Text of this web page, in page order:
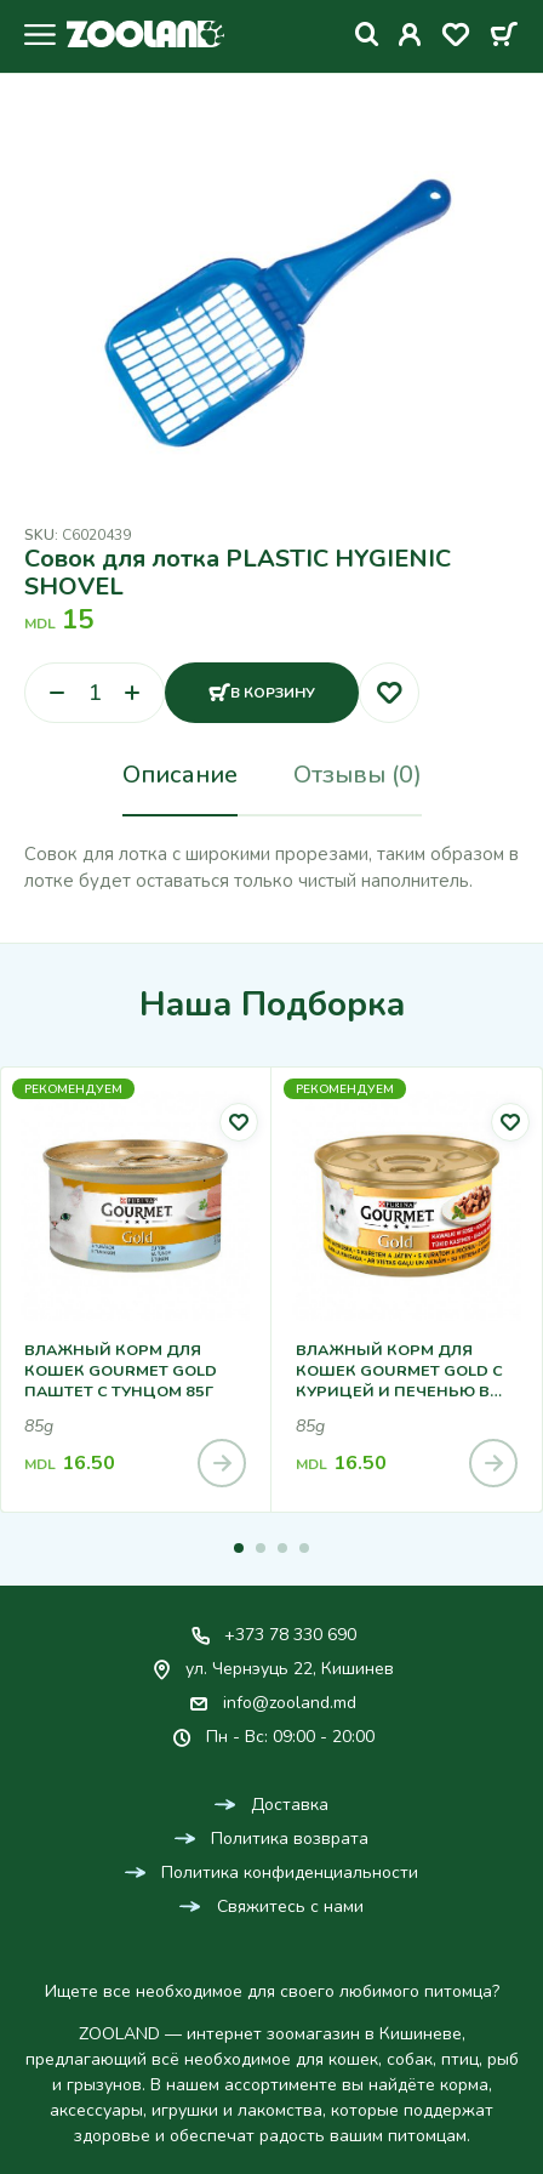
SKU: C6020439
Совок для лотка PLASTIC HYGIENIC
SHOVEL
MDL 15
В КОРЗИНУ
Описание Отзывы (0)
Совок для лотка с широкими прорезами, таким образом в
лотке будет оставаться только чистый наполнитель.
Наша Подборка
РЕКОМЕНДУЕМ
ВЛАЖНЫЙ КОРМ ДЛЯ
КОШЕК GOURMET GOLD
ПАШТЕТ С ТУНЦОМ 85Г
85g
MDL 16.50
РЕКОМЕНДУЕМ
ВЛАЖНЫЙ КОРМ ДЛЯ
КОШЕК GOURMET GOLD C
КУРИЦЕЙ И ПЕЧЕНЬЮ В
85g
MDL 16.50
+373 78 330 690
ул. Чернэуць 22, Кишинев
info@zooland.md
Пн - Вс: 09:00 - 20:00
Доставка
Политика возврата
Политика конфиденциальности
Свяжитесь с нами
Ищете все необходимое для своего любимого питомца?
ZOOLAND — интернет зоомагазин в Кишиневе,
предлагающий всё необходимое для кошек, собак, птиц, рыб
и грызунов. В нашем ассортименте вы найдёте корма,
аксессуары, игрушки и лакомства, которые поддержат
здоровье и обеспечат радость вашим питомцам.